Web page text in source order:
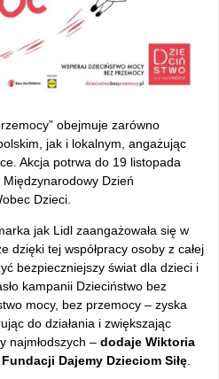
obejmuje zarówno
jak i lokalnym, angażując
Akcja potrwa do 19 listopada
Dzień
Dzieci.
jak Lidl zaangażowała się w
dzięki tej współpracy osoby z całej
bezpieczniejszy świat dla dzieci i
kampanii Dzieciństwo bez
mocy, bez przemocy – zyska
do działania i zwiększając
najmłodszych – dodaje Wiktoria
Dajemy Dzieciom Siłę